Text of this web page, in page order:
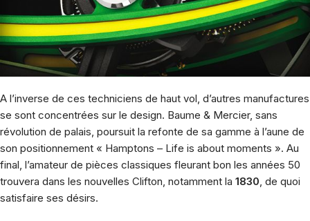
A l’inverse de ces techniciens de haut vol, d’autres manufactures
se sont concentrées sur le design. Baume & Mercier, sans
révolution de palais, poursuit la refonte de sa gamme à l’aune de
son positionnement « Hamptons – Life is about moments ». Au
final, l’amateur de pièces classiques fleurant bon les années 50
trouvera dans les nouvelles Clifton, notamment la 1830, de quoi
satisfaire ses désirs.